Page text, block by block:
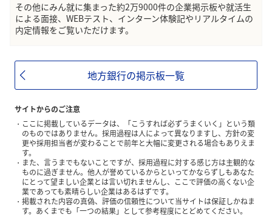
その他にみん就に集まった約2万9000件の企業掲示板や就活生
による面接、WEBテスト、インターン体験記やリアルタイムの
内定情報をご覧いただけます。
地方銀行の掲示板一覧
サイトからのご注意
ここに掲載しているデータは、「こうすれば必ずうまくいく」という類
のものではありません。採用過程は人によって異なりますし、方針の変
更や採用担当者が変わることで前年と大幅に変更される場合もありえま
す。
また、言うまでもないことですが、採用過程に対する感じ方は主観的な
ものに過ぎません。他人が誉めているからといってかならずしもあなた
にとって望ましい企業とは言い切れませんし、ここで評価の高くない企
業であっても素晴らしい企業はあるはずです。
掲載された内容の真偽、評価の信頼性について当サイトは保証しかねま
す。あくまでも「一つの結果」として参考程度にとどめてください。